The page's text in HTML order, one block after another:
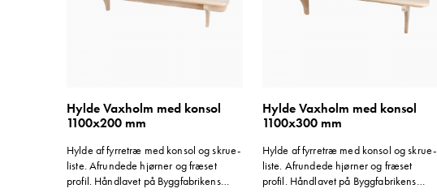
Hylde Vaxholm med konsol
1100x200 mm
Hylde af fyrretræ med konsol og skrue­
liste. Afrundede hjørner og fræset
profil. Håndlavet på Byggfabrikens
Hylde Vaxholm med konsol
1100x300 mm
Hylde af fyrretræ med konsol og skrue­
liste. Afrundede hjørner og fræset
profil. Håndlavet på Byggfabrikens